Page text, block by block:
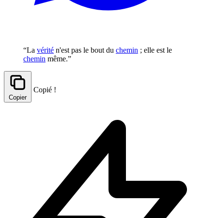
“La vérité n'est pas le bout du chemin ; elle est le
chemin même.”
Copier
Copié !